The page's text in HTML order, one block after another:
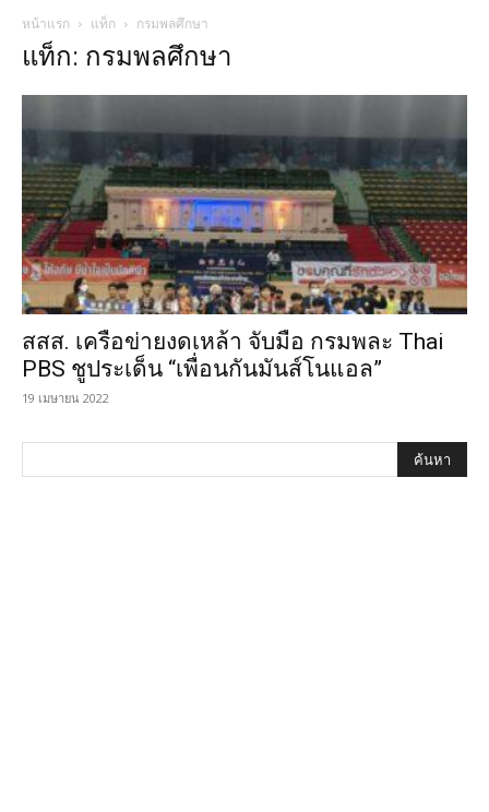
หน้าแรก แท็ก กรมพลศึกษา
แท็ก: กรมพลศึกษา
สสส. เครือข่ายงดเหล้า จับมือ กรมพละ Thai
PBS ชูประเด็น “เพื่อนกันมันส์โนแอล”
19 เมษายน 2022